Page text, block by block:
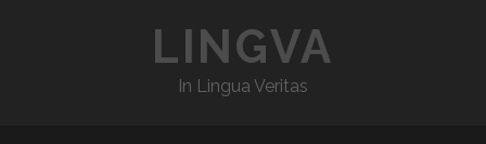
LINGVA
In Lingua Veritas